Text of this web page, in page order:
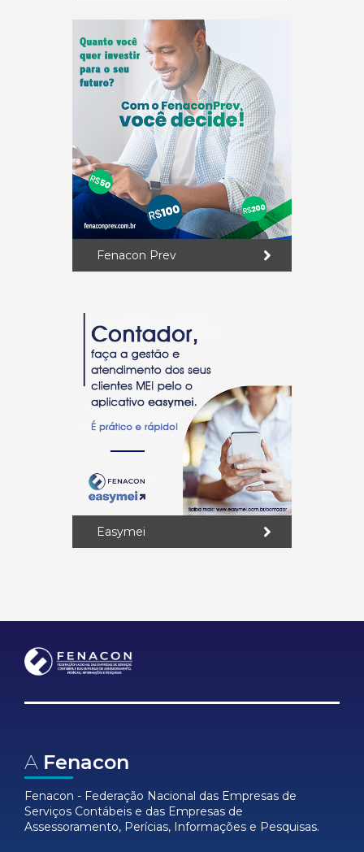
Fenacon Prev
Easymei
A Fenacon
Fenacon - Federação Nacional das Empresas de
Serviços Contábeis e das Empresas de
Assessoramento, Perícias, Informações e Pesquisas.